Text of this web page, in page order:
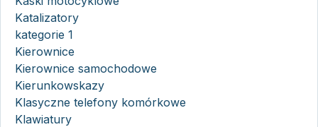
Katalizatory
kategorie 1
Kierownice
Kierownice samochodowe
Kierunkowskazy
Klasyczne telefony komórkowe
Klawiatury